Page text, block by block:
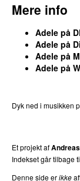
Mere info
Adele på
Adele på
Adele på
Adele på
Dyk ned i musikken
Et projekt af
Indekset går tilbage
Denne side erikke